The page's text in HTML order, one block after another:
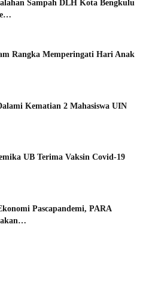
Sampah DLH Kota Bengkulu
Rangka Memperingati Hari Anak
Kematian 2 Mahasiswa UIN
UB Terima Vaksin Covid-19
Pascapandemi, PARA